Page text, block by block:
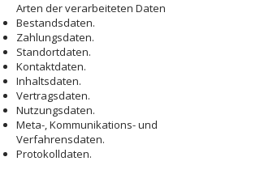
Arten der verarbeiteten Daten
Bestandsdaten.
Zahlungsdaten.
Standortdaten.
Kontaktdaten.
Inhaltsdaten.
Vertragsdaten.
Nutzungsdaten.
Meta-, Kommunikations- und
Verfahrensdaten.
Protokolldaten.